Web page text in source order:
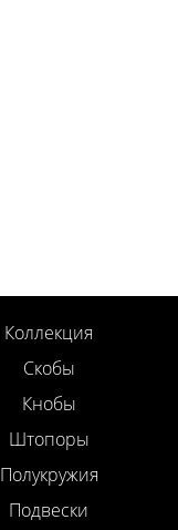
Коллекция
Скобы
Кнобы
Штопоры
Полукружия
Подвески